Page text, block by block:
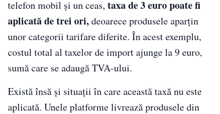
telefon mobil și un ceas, taxa de 3 euro poate fi
aplicată de trei ori,deoarece produsele aparțin
unor categorii tarifare diferite. În acest exemplu,
costul total al taxelor de import ajunge la 9 euro,
sumă care se adaugă TVA-ului.
Există însă și situații în care această taxă nu este
aplicată. Unele platforme livrează produsele din